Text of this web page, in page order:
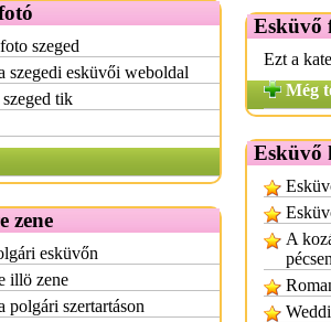
szeged
szegedi esküvői weboldal
tik
zene
esküvőn
illö zene
polgári szertartáson
Esküvő
Ezt a
Még
Esküvő
A